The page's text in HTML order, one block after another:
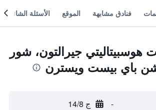
فنادق مشابهة الموقع الأسئلة الشائعة
جيرالتون، شور
باي بيست ويسترن
- ج 14/8